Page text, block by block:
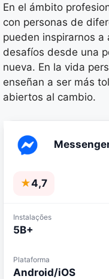
En el ámbito
con personas de
pueden inspirarnos
desafíos desde una
nueva. En la vida
enseñan a ser más
abiertos al cambio.
★4,7
Instalações
5B+
Plataforma
Android/iOS